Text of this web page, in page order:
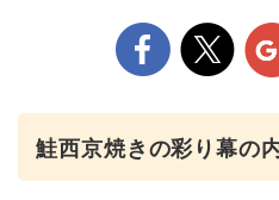
鮭西京焼きの彩り幕の